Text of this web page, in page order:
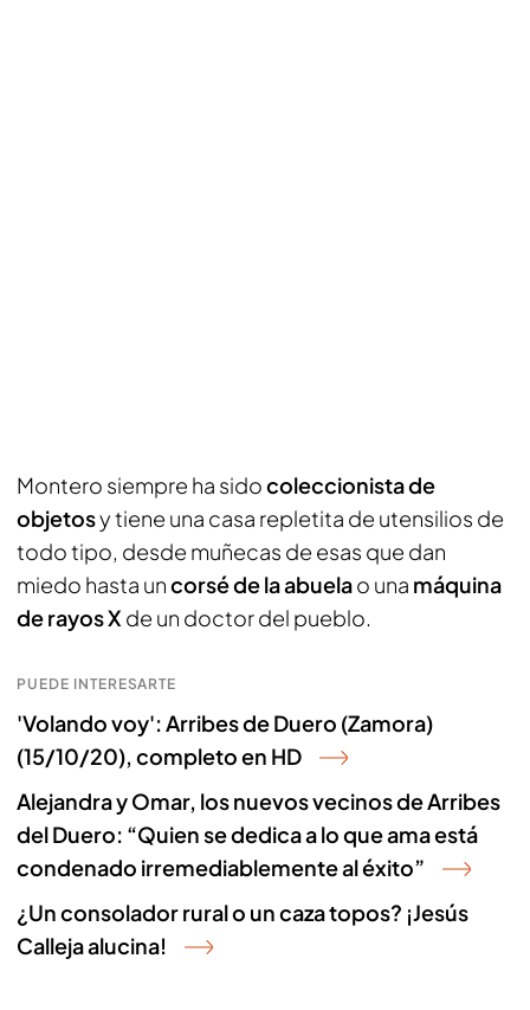
Montero siempre ha sidocoleccionista de
objetosy tiene una casa repletita de utensilios de
todo tipo, desde muñecas de esas que dan
miedo hasta uncorsé de la abuelao una máquina
de rayos X de un doctor del pueblo.
PUEDE INTERESARTE
'Volando voy': Arribes de Duero (Zamora)
(15/10/20), completo en HD
Alejandra y Omar, los nuevos vecinos de Arribes
del Duero: “Quien se dedica a lo que ama está
condenado irremediablemente al éxito”
¿Un consolador rural o un caza topos? ¡Jesús
Calleja alucina!